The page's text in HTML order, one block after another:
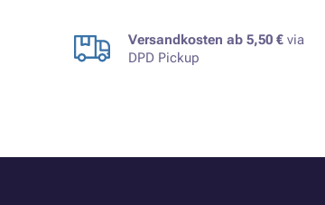
Versandkosten ab 5,50 € via
DPD Pickup